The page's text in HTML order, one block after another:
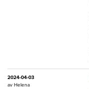
2024-04-03
av Helena